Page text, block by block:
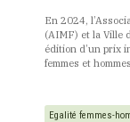
En 2024,
(AIMF) et la Ville
édition d’un prix
femmes et
Egalité femmes-